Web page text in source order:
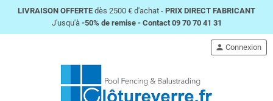
LIVRAISON OFFERTE dès 2500 € d'achat - PRIX DIRECT FABRICANT
J'usqu'à -50% de remise - Contact 09 70 70 41 31
person Connexion